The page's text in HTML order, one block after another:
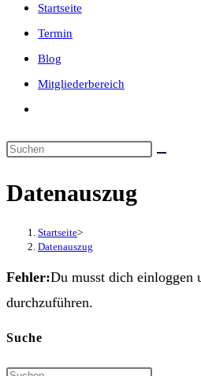
Startseite
Termin
Blog
Mitgliederbereich
umschalten
Datenauszug
Startseite>
Datenauszug
Fehler:Du musst dich einloggen
durchzuführen.
Suche